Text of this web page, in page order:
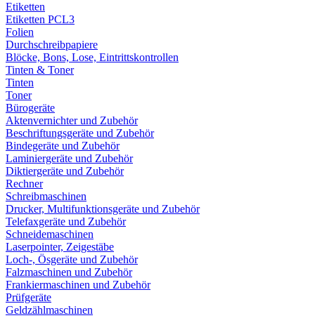
Etiketten
Etiketten PCL3
Folien
Durchschreibpapiere
Blöcke, Bons, Lose, Eintrittskontrollen
Tinten & Toner
Tinten
Toner
Bürogeräte
Aktenvernichter und Zubehör
Beschriftungsgeräte und Zubehör
Bindegeräte und Zubehör
Laminiergeräte und Zubehör
Diktiergeräte und Zubehör
Rechner
Schreibmaschinen
Drucker, Multifunktionsgeräte und Zubehör
Telefaxgeräte und Zubehör
Schneidemaschinen
Laserpointer, Zeigestäbe
Loch-, Ösgeräte und Zubehör
Falzmaschinen und Zubehör
Frankiermaschinen und Zubehör
Prüfgeräte
Geldzählmaschinen